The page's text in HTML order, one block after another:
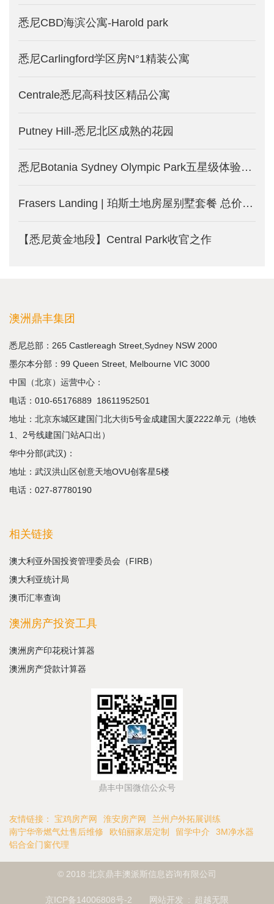
悉尼CBD海滨公寓-Harold park
悉尼Carlingford学区房N°1精装公寓
Centrale悉尼高科技区精品公寓
Putney Hill-悉尼北区成熟的花园
悉尼Botania Sydney Olympic Park五星级体验式公寓
Frasers Landing | 珀斯土地房屋别墅套餐 总价27.7万澳币起
【悉尼黄金地段】Central Park收官之作
澳洲鼎丰集团
悉尼总部：265 Castlereagh Street,Sydney NSW 2000
墨尔本分部：99 Queen Street, Melbourne VIC 3000
中国（北京）运营中心：
电话： 010-65176889 18611952501
地址：北京东城区建国门北大街5号金成建国大厦2222单元（地铁
1、2号线建国门站A口出）
华中分部(武汉)：
地址：武汉洪山区创意天地OVU创客星5楼
电话：027-87780190
相关链接
澳大利亚外国投资管理委员会（FIRB）
澳大利亚统计局
澳币汇率查询
澳洲房产投资工具
澳洲房产印花税计算器
澳洲房产贷款计算器
鼎丰中国微信公众号
友情链接： 宝鸡房产网 淮安房产网
兰州户外拓展训练
南宁华帝燃气灶售后维修
欧铂丽家居定制 留学中介
3M净水器
铝合金门窗代理
© 2018 北京鼎丰澳派斯信息咨询有限公司
京ICP备14006808号-2 网站开发 : 超越无限